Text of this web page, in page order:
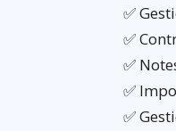
✅
✅
✅
✅
✅